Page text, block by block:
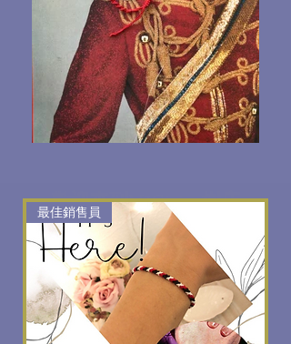
歡迎來到MJGiving樹店
最佳銷售員